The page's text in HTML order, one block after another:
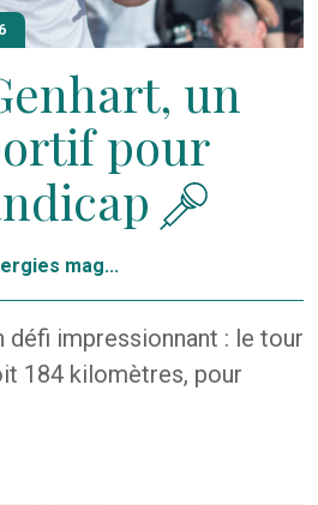
un
pour
mag...
défi impressionnant : le tour
184 kilomètres, pour